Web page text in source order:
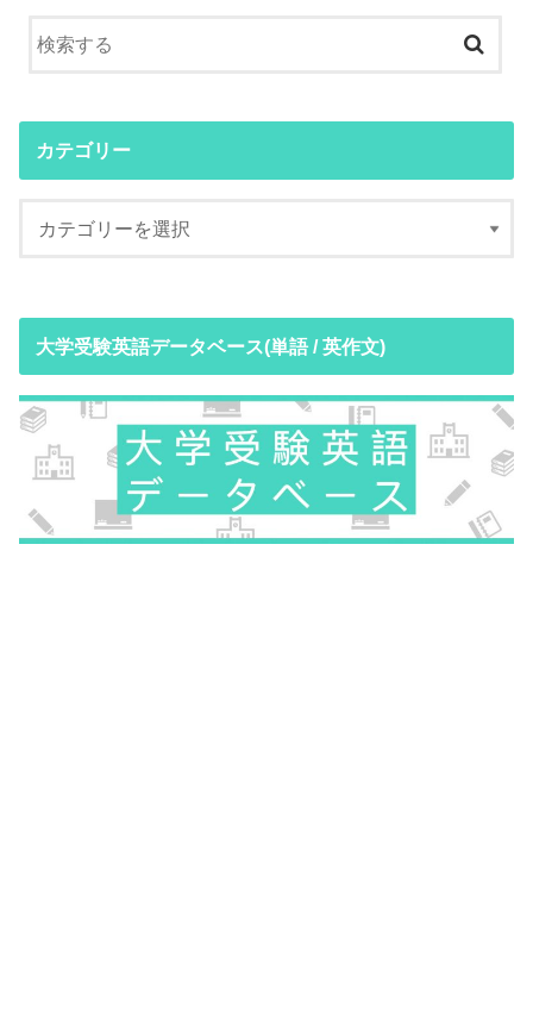
カテゴリー
大学受験英語データベース(単語 / 英作文)